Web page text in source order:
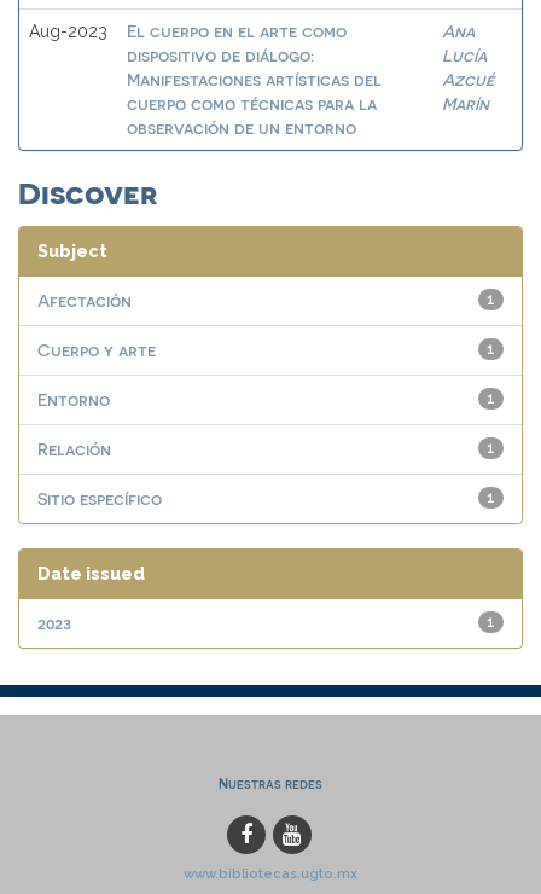
Aug-2023
El cuerpo en el arte como
dispositivo de diálogo:
Manifestaciones artísticas del
cuerpo como técnicas para la
observación de un entorno
Ana
Lucía
Azcué
Marín
Discover
Subject
1
Afectación
1
Cuerpo y arte
1
Entorno
1
Relación
1
Sitio específico
Date issued
1
2023
Nuestras redes
www.bibliotecas.ugto.mx